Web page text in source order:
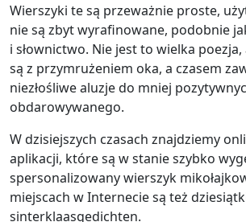
Wierszyki te są przeważnie proste,
nie są zbyt wyrafinowane, podobnie
i słownictwo. Nie jest to wielka
są z przymrużeniem oka, a czasem
niezłośliwe aluzje do mniej
obdarowywanego.
W dzisiejszych czasach znajdziemy
aplikacji, które są w stanie szybko
spersonalizowany wierszyk
miejscach w Internecie są też
sinterklaasgedichten.